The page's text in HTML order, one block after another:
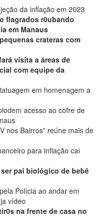
da inflação em 2023
flagrados r0ubando
em Manaus
crateras com
visita a áreas de
com equipe da
em homenagem a
acesso ao cofre de
nos Bairros” reúne mais de
para inflação cai
pai biológico de bebê
Polícia ao andar em
vídeo
na frente de casa no